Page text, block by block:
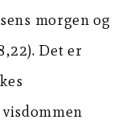
morgen og
Det er